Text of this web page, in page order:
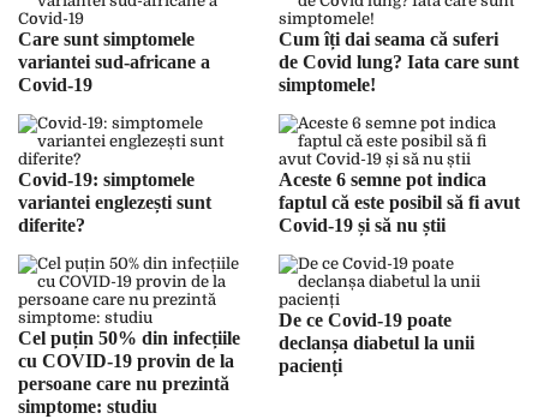
Care sunt simptomele
variantei sud-africane a
Covid-19
Cum îți dai seama că suferi
de Covid lung? Iata care sunt
simptomele!
Covid-19: simptomele
variantei englezești sunt
diferite?
Aceste 6 semne pot indica
faptul că este posibil să fi avut
Covid-19 și să nu știi
Cel puțin 50% din infecțiile
cu COVID-19 provin de la
persoane care nu prezintă
simptome: studiu
De ce Covid-19 poate
declanșa diabetul la unii
pacienți